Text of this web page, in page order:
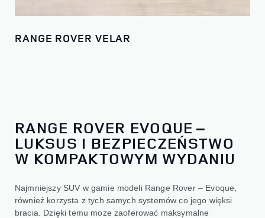
RANGE ROVER VELAR
RANGE ROVER EVOQUE –
LUKSUS I BEZPIECZEŃSTWO
W KOMPAKTOWYM WYDANIU
Najmniejszy SUV w gamie modeli Range Rover – Evoque,
również korzysta z tych samych systemów co jego więksi
bracia. Dzięki temu może zaoferować maksymalne